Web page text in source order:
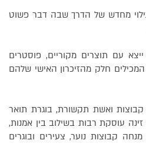
מחדש של הדרך שבה דבר פשוט
עם תוצרים מקוריים, פוסטרים
המכילים חלק מהזיכרון האישי שלהם
ואשת תקשורת, בוגרת תואר
עוסקת רבות בשילוב בין אמנות,
קבוצות נוער, צעירים ובוגרים